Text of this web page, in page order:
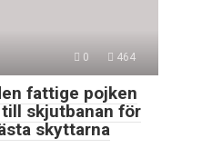
0 464
fattige pojken
skjutbanan för
skyttarna